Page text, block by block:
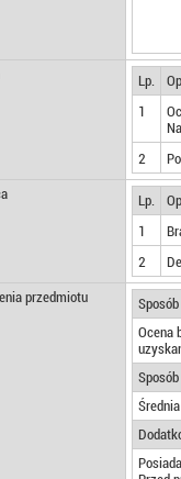
Lp.
1
2
Lp.
1
2
przedmiotu
Ocena